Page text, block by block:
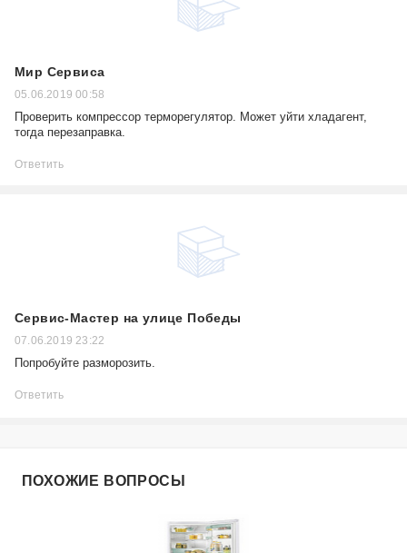
Мир Сервиса
05.06.2019 00:58
Проверить компрессор терморегулятор. Может уйти хладагент,
тогда перезаправка.
Ответить
Сервис-Мастер на улице Победы
07.06.2019 23:22
Попробуйте разморозить.
Ответить
ПОХОЖИЕ ВОПРОСЫ